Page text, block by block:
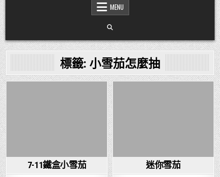
MENU
標籤: 小雪茄怎麼抽
7-11鐵盒小雪茄 迷你雪茄